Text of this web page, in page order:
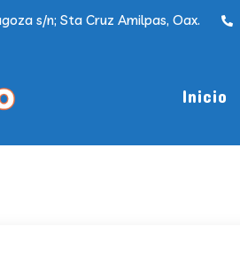
s/n; Sta Cruz Amilpas, Oax.
Inicio